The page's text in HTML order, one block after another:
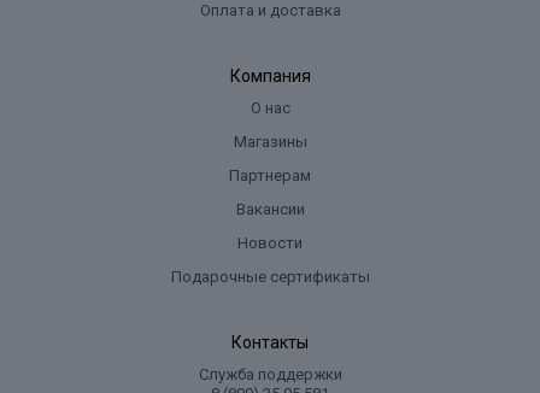
Оплата и доставка
Компания
О нас
Магазины
Партнерам
Вакансии
Новости
Подарочные сертификаты
Контакты
Служба поддержки